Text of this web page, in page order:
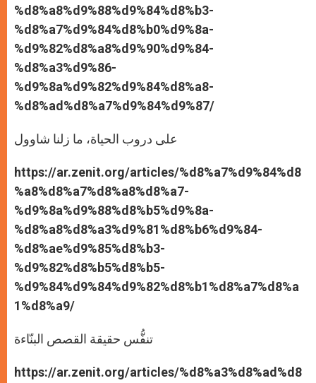
%d8%a8%d9%88%d9%84%d8%b3-
%d8%a7%d9%84%d8%b0%d9%8a-
%d9%82%d8%a8%d9%90%d9%84-
%d8%a3%d9%86-
%d9%8a%d9%82%d9%84%d8%a8-
%d8%ad%d8%a7%d9%84%d9%87/
على دروب الحياة، ما زلنا شاوول
https://ar.zenit.org/articles/%d8%a7%d9%84%d8
%a8%d8%a7%d8%a8%d8%a7-
%d9%8a%d9%88%d8%b5%d9%8a-
%d8%a8%d8%a3%d9%81%d8%b6%d9%84-
%d8%ae%d9%85%d8%b3-
%d9%82%d8%b5%d8%b5-
%d9%84%d9%84%d9%82%d8%b1%d8%a7%d8%a
1%d8%a9/
تنفُّس حقيقة القصص البنّاءة
https://ar.zenit.org/articles/%d8%a3%d8%ad%d8